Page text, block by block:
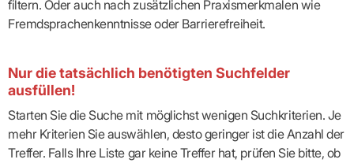
filtern. Oder auch nach zusätzlichen Praxismerkmalen wie
Fremdsprachenkenntnisse oder Barrierefreiheit.
Nur die tatsächlich benötigten Suchfelder
ausfüllen!
Starten Sie die Suche mit möglichst wenigen Suchkriterien. Je
mehr Kriterien Sie auswählen, desto geringer ist die Anzahl der
Treffer. Falls Ihre Liste gar keine Treffer hat, prüfen Sie bitte, ob